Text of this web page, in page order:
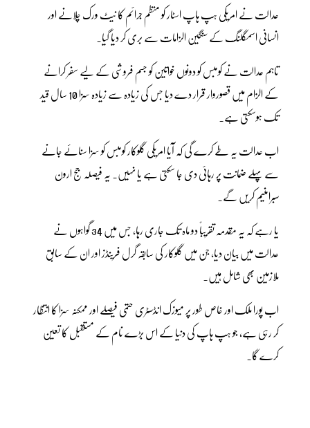
عدالت نے امریکی ہپ ہاپ اسٹار کو منظم جرائم کا نیٹ ورک چلانے اور
انسانی اسمگلنگ کے سنگین الزامات سے بری کر دیا گیا۔
تاہم عدالت نے کومبس کو دونوں خواتین کو جسم فروشی کے لیے سفر کرانے
کے الزام میں قصوروار قرار دے دیا جس کی زیادہ سے زیادہ سزا 10 سال قید
تک ہوسکتی ہے۔
اب عدالت یہ طے کرے گی کہ آیا امریکی گلوکار کومبس کو سزا سنائے جانے
سے پہلے ضمانت پر رہائی دی جا سکتی ہے یا نہیں۔ یہ فیصلہ جج ارون
سبرامنیم کریں گے۔
یا رہے کہ یہ مقدمہ تقریباً دو ماہ تک جاری رہا، جس میں 34 گواہوں نے
عدالت میں بیان دیا، جن میں گلوکار کی سابقہ گرل فرینڈز اور ان کے سابق
ملازمین بھی شامل ہیں۔
اب پورا ملک اور خاص طور پر میوزک انڈسٹری حتمی فیصلے اور ممکنہ سزا کا انتظار
کر رہی ہے، جو ہپ ہاپ کی دنیا کے اس بڑے نام کے مستقبل کا تعین
کرے گا۔